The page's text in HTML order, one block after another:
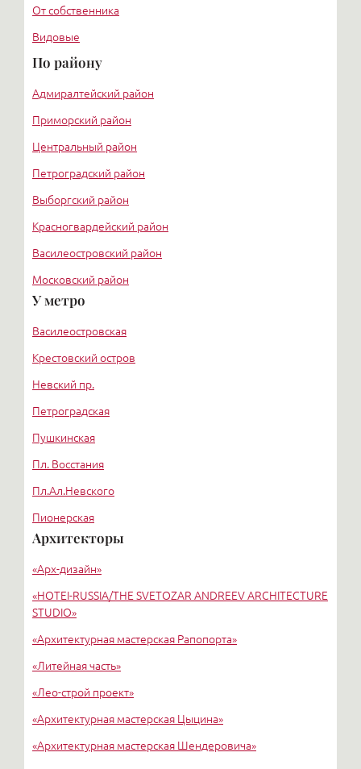
От собственника
Видовые
По району
Адмиралтейский район
Приморский район
Центральный район
Петроградский район
Выборгский район
Красногвардейский район
Василеостровский район
Московский район
Курортный район
У метро
Василеостровская
Крестовский остров
Невский пр.
Петроградская
Пушкинская
Пл. Восстания
Пл.Ал.Невского
Пионерская
Третьяковская
Архитекторы
«Арх-дизайн»
«HОTEI-RUSSIA/THE SVETOZAR ANDREEV ARCHITECTURE
STUDIO»
«Архитектурная мастерская Рапопорта»
«Литейная часть»
«Лео-строй проект»
«Архитектурная мастерская Цыцина»
«Архитектурная мастерская Шендеровича»